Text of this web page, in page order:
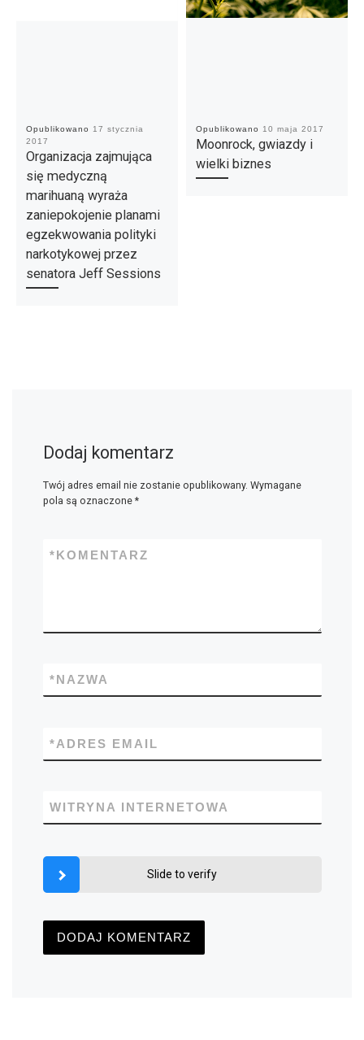
Opublikowano
17 stycznia
2017
Organizacja zajmująca
się medyczną
marihuaną wyraża
zaniepokojenie planami
egzekwowania polityki
narkotykowej przez
senatora Jeff Sessions
Opublikowano 10 maja 2017
Moonrock, gwiazdy i
wielki biznes
Dodaj komentarz
Twój adres email nie zostanie opublikowany. Wymagane
pola są oznaczone *
KOMENTARZ
*
NAZWA
*
ADRES EMAIL
*
WITRYNA INTERNETOWA
Slide to verify